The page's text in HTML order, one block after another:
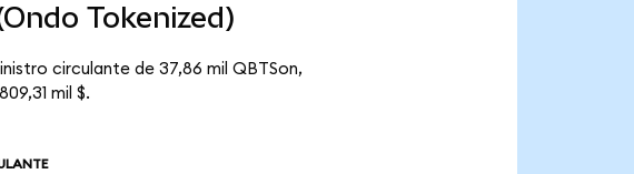
Tokenized)
circulante de 37,86 mil QBTSon,
mil $.